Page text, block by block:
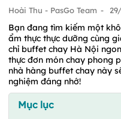
Hoài Thu - PasGo Team -
Bạn đang tìm kiếm một
ẩm thực thực dưỡng cùng
chỉ buffet chay Hà Nội
thực đơn món chay phong
nhà hàng buffet chay này
nghiệm đáng nhớ!
Mục lục